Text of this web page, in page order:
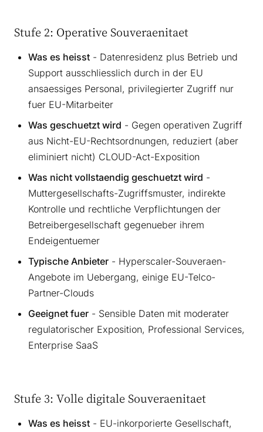
Stufe 2: Operative Souveraenitaet
Was es heisst - Datenresidenz plus Betrieb und
Support ausschliesslich durch in der EU
ansaessiges Personal, privilegierter Zugriff nur
fuer EU-Mitarbeiter
Was geschuetzt wird - Gegen operativen Zugriff
aus Nicht-EU-Rechtsordnungen, reduziert (aber
eliminiert nicht) CLOUD-Act-Exposition
Was nicht vollstaendig geschuetzt wird -
Muttergesellschafts-Zugriffsmuster, indirekte
Kontrolle und rechtliche Verpflichtungen der
Betreibergesellschaft gegenueber ihrem
Endeigentuemer
Typische Anbieter - Hyperscaler-Souveraen-
Angebote im Uebergang, einige EU-Telco-
Partner-Clouds
Geeignet fuer - Sensible Daten mit moderater
regulatorischer Exposition, Professional Services,
Enterprise SaaS
Stufe 3: Volle digitale Souveraenitaet
Was es heisst - EU-inkorporierte Gesellschaft,